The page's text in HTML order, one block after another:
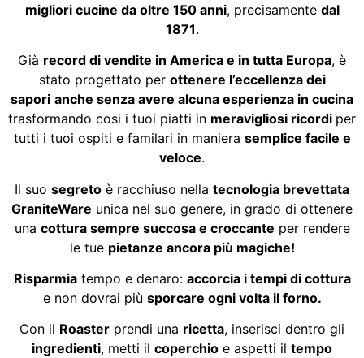
migliori cucine da oltre 150 anni, precisamente dal
1871.
Già record di vendite in America e in tutta Europa, è
stato progettato per ottenere l’eccellenza dei
sapori anche senza avere alcuna esperienza in cucina
trasformando cosi i tuoi piatti in meravigliosi ricordi per
tutti i tuoi ospiti e familari in maniera semplice facile e
veloce.
Il suo segreto è racchiuso nella tecnologia brevettata
GraniteWare unica nel suo genere, in grado di ottenere
una cottura sempre succosa e croccante per rendere
le tue pietanze ancora più magiche!
Risparmiatempo e denaro: accorcia i tempi di cottura
e non dovrai più sporcare ogni volta il forno.
Con il Roaster prendi una ricetta, inserisci dentro gli
ingredienti, metti il coperchio e aspetti il tempo